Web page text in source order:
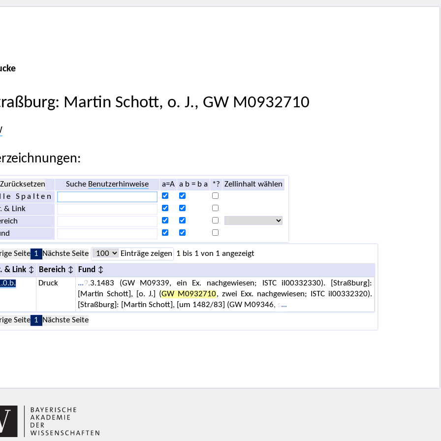
Martin Schott, o. J., GW M0932710
Zurücksetzen Suche Benutzerhinweise a=A a b = b a *?
Zellinhalt wählen
Spalten
& Link
Seite 1 Nächste Seite Einträge zeigen 1 bis 1 von 1 angezeigt
& Link Bereich
Fund
Druck
9.3.1483 (GW M09339, ein Ex. nachgewiesen; ISTC il00332330). [Straßburg]:
[Martin Schott], [o. J.] (GW M0932710, zwei Exx. nachgewiesen; ISTC il00332320).
[Straßburg]: [Martin Schott], [um 1482/83] (GW M09346, s
Seite 1 Nächste Seite